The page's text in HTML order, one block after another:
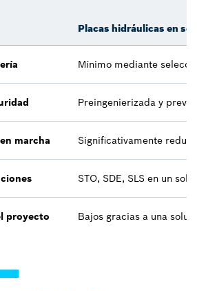
Placas hidráulicas en
Mínimo mediante
Preingenierizada y
marcha Significativamente
STO, SDE, SLS en un
proyecto Bajos gracias a una